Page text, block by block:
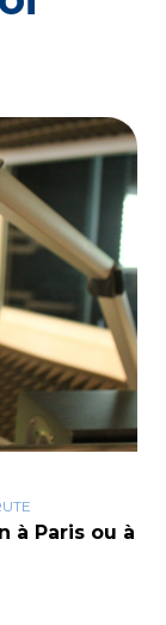
à Paris ou à